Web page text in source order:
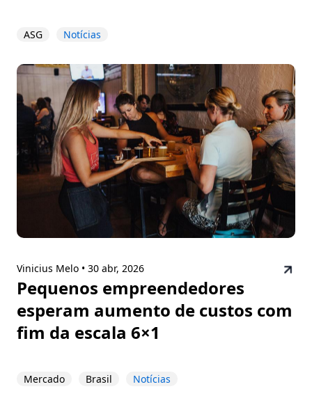
ASG Notícias
Vinicius Melo • 30 abr, 2026
Pequenos empreendedores
esperam aumento de custos com
fim da escala 6×1
Mercado Brasil Notícias